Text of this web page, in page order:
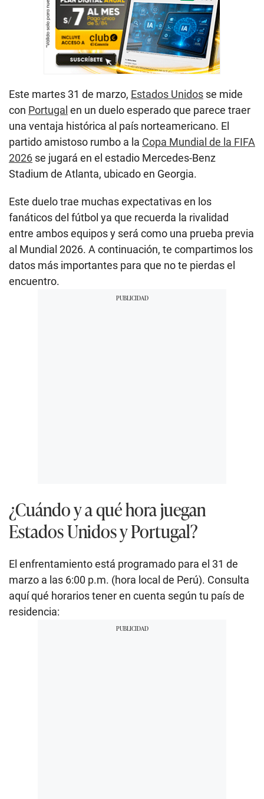
Este martes 31 de marzo, Estados Unidos se mide
con Portugal en un duelo esperado que parece traer
una ventaja histórica al país norteamericano. El
partido amistoso rumbo a la Copa Mundial de la FIFA
2026 se jugará en el estadio Mercedes-Benz
Stadium de Atlanta, ubicado en Georgia.
Este duelo trae muchas expectativas en los
fanáticos del fútbol ya que recuerda la rivalidad
entre ambos equipos y será como una prueba previa
al Mundial 2026. A continuación, te compartimos los
datos más importantes para que no te pierdas el
encuentro.
¿Cuándo y a qué hora juegan
Estados Unidos y Portugal?
El enfrentamiento está programado para el 31 de
marzo a las 6:00 p.m. (hora local de Perú). Consulta
aquí qué horarios tener en cuenta según tu país de
residencia: